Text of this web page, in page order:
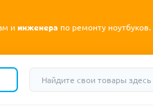
и инженера по ремонту ноутбуков.